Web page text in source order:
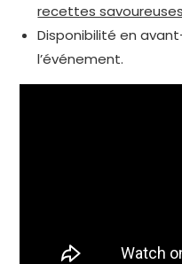
recettes savoureuses
Disponibilité en
l’événement.